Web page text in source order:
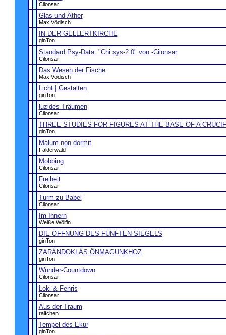
Cilonsar
Glas und Äther
Max Vödisch
IN DER GELLERTKIRCHE
ginTon
Standard Psy-Data: "Chi.sys-2.0" von -Cilonsar
Cilonsar
Das Wesen der Fische
Max Vödisch
Licht | Gestalten
ginTon
luzides Träumen
Cilonsar
THREE STUDIES FOR FIGURES AT THE BASE OF A
ginTon
Malum non dormit
Falderwald
Mobbing
Cilonsar
Freiheit
Cilonsar
Turm zu Babel
Cilonsar
Im Innern
Weiße Wölfin
DIE ÖFFNUNG DES FÜNFTEN SIEGELS
ginTon
ZARÁNDOKLÁS ÖNMAGUNKHOZ
ginTon
Wunder-Countdown
Cilonsar
Loki & Fenris
Cilonsar
Aus der Traum
ralfchen
Tempel des Ekur
ginTon